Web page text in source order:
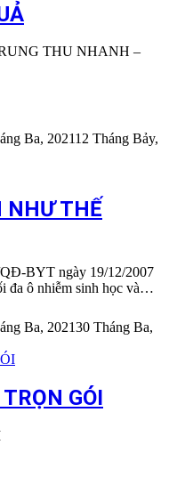
THU NHANH –
Ba, 202112 Tháng Bảy,
NHƯ THẾ
BYT ngày 19/12/2007
đa ô nhiễm sinh học và…
Ba, 202130 Tháng Ba,
GÓI